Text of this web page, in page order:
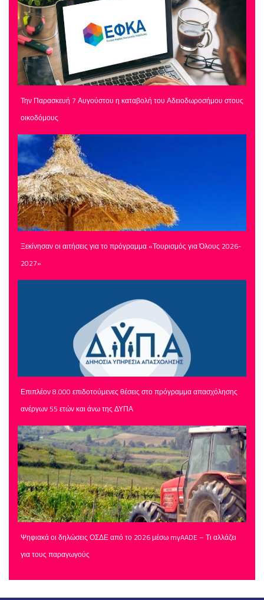
Την Παρασκευή 7 Αυγούστου η καταβολή του Αδειοδωροσήμου στους
οικοδόμους
Ξεκίνησαν οι αιτήσεις για το πρόγραμμα «Τουρισμός για Όλους 2026-
2027»
Επιπλέον 8.000 επιδοτούμενες θέσεις στο πρόγραμμα απασχόλησης
ανέργων 55 ετών και άνω της ΔΥΠΑ
Ψηφιακά οι δηλώσεις ΟΣΔΕ από το 2026 μέσω myAADE – Τι αλλάζει
για τους παραγωγούς